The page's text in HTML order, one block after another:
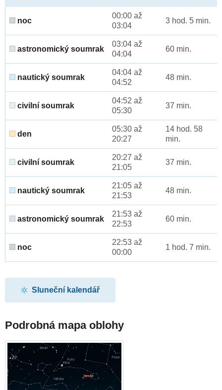
noc
00:00 až
03:04
3 hod. 5 min.
astronomický soumrak
03:04 až
04:04
60 min.
nautický soumrak
04:04 až
04:52
48 min.
civilní soumrak
04:52 až
05:30
37 min.
den
05:30 až
20:27
14 hod. 58
min.
civilní soumrak
20:27 až
21:05
37 min.
nautický soumrak
21:05 až
21:53
48 min.
astronomický soumrak
21:53 až
22:53
60 min.
noc
22:53 až
00:00
1 hod. 7 min.
Sluneční kalendář
Podrobná mapa oblohy